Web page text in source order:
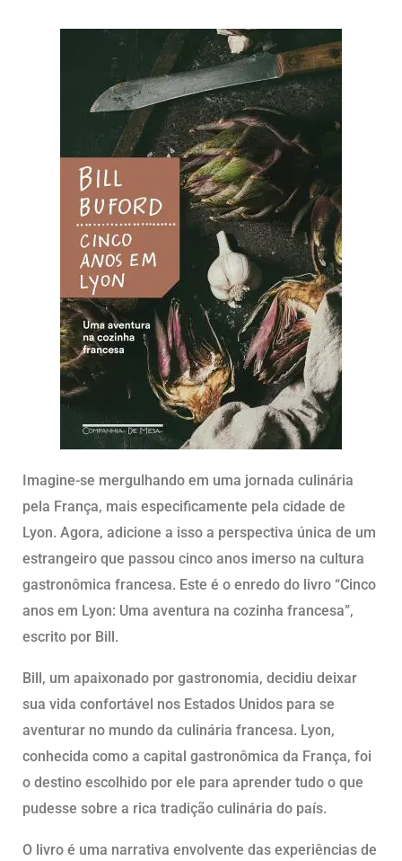
Imagine-se mergulhando em uma jornada culinária
pela França, mais especificamente pela cidade de
Lyon. Agora, adicione a isso a perspectiva única de um
estrangeiro que passou cinco anos imerso na cultura
gastronômica francesa. Este é o enredo do livro “Cinco
anos em Lyon: Uma aventura na cozinha francesa”,
escrito por Bill.
Bill, um apaixonado por gastronomia, decidiu deixar
sua vida confortável nos Estados Unidos para se
aventurar no mundo da culinária francesa. Lyon,
conhecida como a capital gastronômica da França, foi
o destino escolhido por ele para aprender tudo o que
pudesse sobre a rica tradição culinária do país.
O livro é uma narrativa envolvente das experiências de